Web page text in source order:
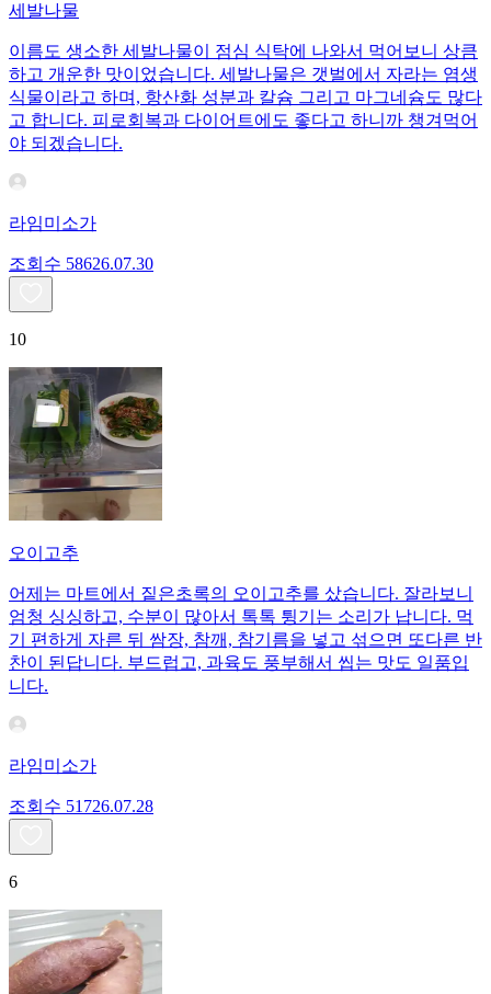
세발나물
이름도 생소한 세발나물이 점심 식탁에 나와서 먹어보니 상큼
하고 개운한 맛이었습니다. 세발나물은 갯벌에서 자라는 염생
식물이라고 하며, 항산화 성분과 칼슘 그리고 마그네슘도 많다
고 합니다. 피로회복과 다이어트에도 좋다고 하니까 챙겨먹어
야 되겠습니다.
라임미소가
조회수 58626.07.30
10
오이고추
어제는 마트에서 짙은초록의 오이고추를 샀습니다. 잘라보니
엄청 싱싱하고, 수분이 많아서 톡톡 튕기는 소리가 납니다. 먹
기 편하게 자른 뒤 쌈장, 참깨, 참기름을 넣고 섞으면 또다른 반
찬이 된답니다. 부드럽고, 과육도 풍부해서 씹는 맛도 일품입
니다.
라임미소가
조회수 51726.07.28
6